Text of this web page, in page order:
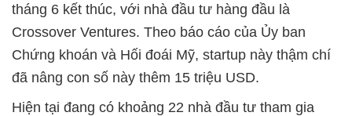
tháng 6 kết thúc, với nhà đầu tư hàng đầu là
Crossover Ventures. Theo báo cáo của Ủy ban
Chứng khoán và Hối đoái Mỹ, startup này thậm chí
đã nâng con số này thêm 15 triệu USD.
Hiện tại đang có khoảng 22 nhà đầu tư tham gia